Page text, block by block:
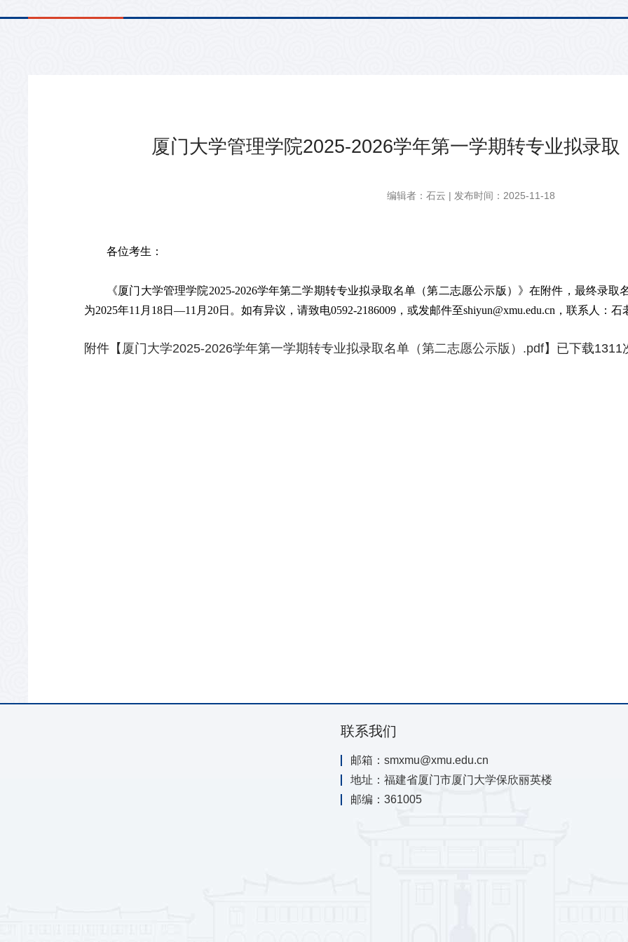
厦门大学管理学院2025-2026学年第一学期转专业拟录
编辑者：石云 | 发布时间：2025-11-18
各位考生：
《厦门大学管理学院2025-2026学年第二学期转专业拟录取名单（第二志愿公示版）》在附件，最终录
为2025年11月18日—11月20日。如有异议，请致电0592-2186009，或发邮件至shiyun@xmu.edu.cn，联系人：石
附件【 厦门大学2025-2026学年第一学期转专业拟录取名单（第二志愿公示版）.pdf】已下载1311
联系我们
邮箱：smxmu@xmu.edu.cn
地址：福建省厦门市厦门大学保欣丽英楼
邮编：361005